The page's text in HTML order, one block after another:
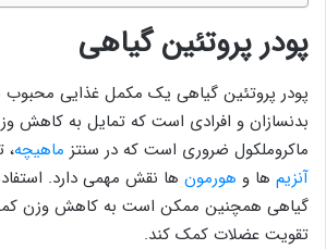
پودر پروتئین گیاهی
پودر پروتئین گیاهی یک مکمل غذایی محبوب
بدنسازان و افرادی است که تمایل به کاهش
ماکروملکول ضروری است که در سنتز ماهیچه،
آنزیم ها و هورمون ها نقش مهمی دارد.
گیاهی همچنین ممکن است به کاهش وزن کمک
تقویت عضلات کمک کند.